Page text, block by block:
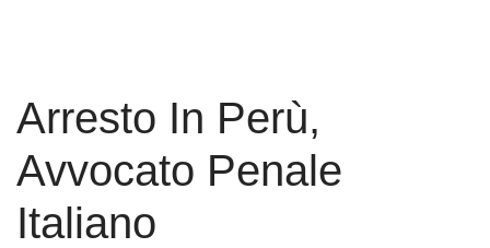
Arresto In Perù,
Avvocato Penale
Italiano